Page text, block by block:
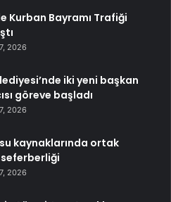
Kurban Bayramı Trafiği
2026
iki yeni başkan
göreve başladı
2026
su kaynaklarında ortak
2026